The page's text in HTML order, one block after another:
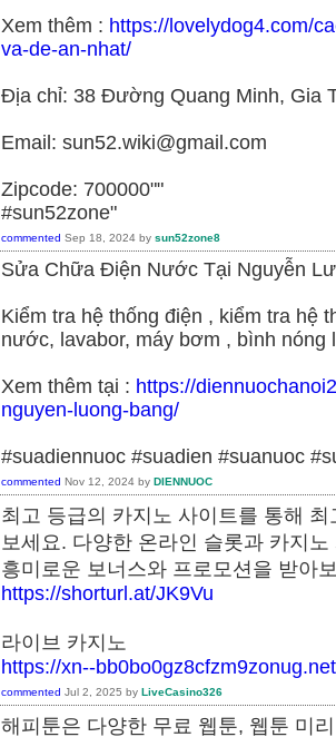
Xem thêm : https://lovelydog4.com/
va-de-an-nhat/
Địa chỉ: 38 Đường Quang Minh, Gia
Email: sun52.wiki@gmail.com
Zipcode: 700000""
#sun52zone"
commented Sep 18, 2024 by sun52zone8
Sửa Chữa Điện Nước Tại Nguyễn
Kiểm tra hệ thống điện , kiểm tra hệ
nước, lavabor, máy bơm , bình nóng
Xem thêm tại : https://
nguyen-luong-bang/
#suadiennuoc #suadien #suanuoc
commented Nov 12, 2024 by DIENNUOC
최고 등급의 카지노 사이트를 통해
보세요. 다양한 온라인 슬롯과 카지
흥미로운 보너스와 프로모션을 받
https://shorturl.at/JK9Vu
라이브 카지노
https://xn--bb0bo0gz8cfzm9zonug.net
commented Jul 2, 2025 by LiveCasino326
해피툰은 다양한 무료 웹툰, 웹툰 미